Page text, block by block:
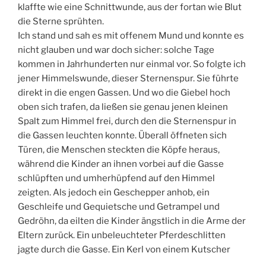
klaffte wie eine Schnittwunde, aus der fortan wie Blut
die Sterne sprühten.
Ich stand und sah es mit offenem Mund und konnte es
nicht glauben und war doch sicher: solche Tage
kommen in Jahrhunderten nur einmal vor. So folgte ich
jener Himmelswunde, dieser Sternenspur. Sie führte
direkt in die engen Gassen. Und wo die Giebel hoch
oben sich trafen, da ließen sie genau jenen kleinen
Spalt zum Himmel frei, durch den die Sternenspur in
die Gassen leuchten konnte. Überall öffneten sich
Türen, die Menschen steckten die Köpfe heraus,
während die Kinder an ihnen vorbei auf die Gasse
schlüpften und umherhüpfend auf den Himmel
zeigten. Als jedoch ein Geschepper anhob, ein
Geschleife und Gequietsche und Getrampel und
Gedröhn, da eilten die Kinder ängstlich in die Arme der
Eltern zurück. Ein unbeleuchteter Pferdeschlitten
jagte durch die Gasse. Ein Kerl von einem Kutscher